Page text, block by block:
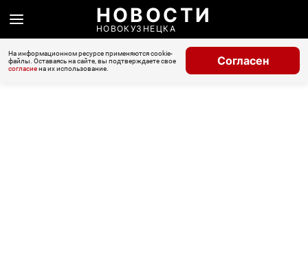
НОВОСТИ
НОВОКУЗНЕЦКА
На информационном ресурсе применяются cookie-
файлы. Оставаясь на сайте, вы подтверждаете свое
согласиена их использование.
Согласен